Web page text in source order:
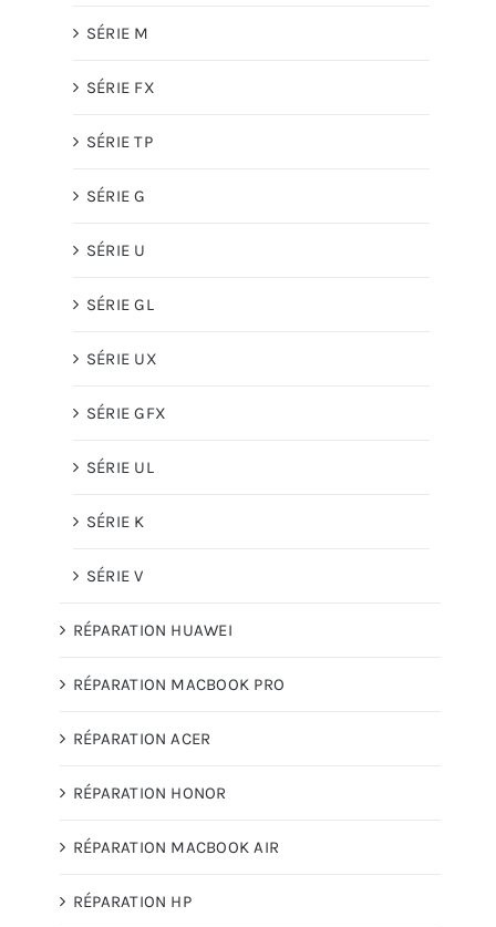
SÉRIE M
SÉRIE FX
SÉRIE TP
SÉRIE G
SÉRIE U
SÉRIE GL
SÉRIE UX
SÉRIE GFX
SÉRIE UL
SÉRIE K
SÉRIE V
RÉPARATION HUAWEI
RÉPARATION MACBOOK PRO
RÉPARATION ACER
RÉPARATION HONOR
RÉPARATION MACBOOK AIR
RÉPARATION HP